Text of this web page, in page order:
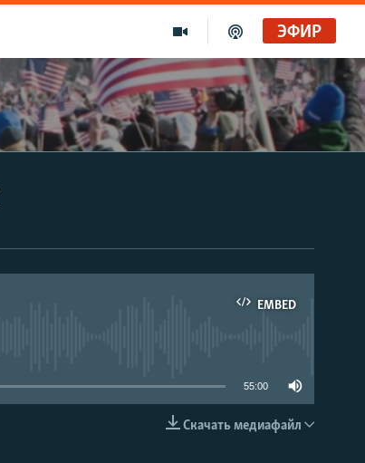
ЭФИР
EMBED
EMBED
55:00
Скачать медиафайл